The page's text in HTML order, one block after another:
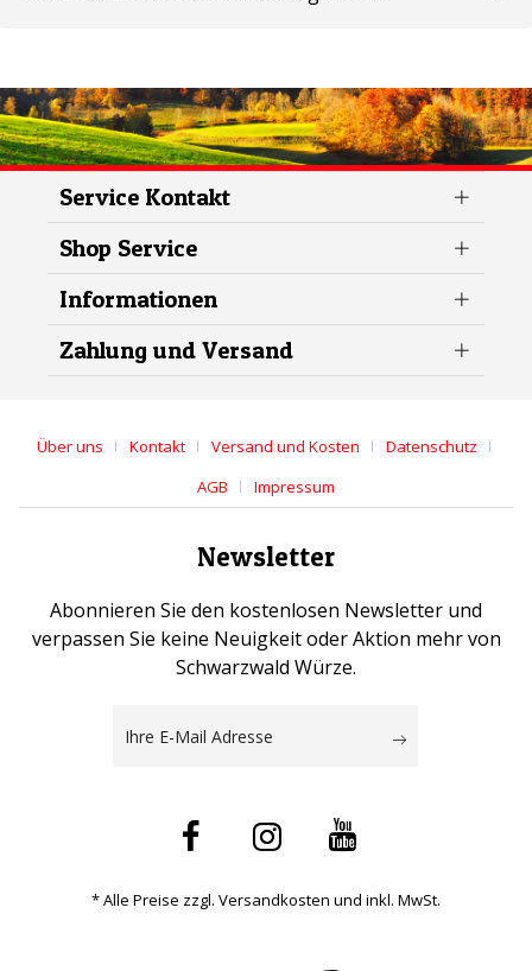
Service Kontakt
Shop Service
Informationen
Zahlung und Versand
Über uns Kontakt Versand und Kosten
Datenschutz
AGB
Impressum
Newsletter
Abonnieren Sie den kostenlosen Newsletter und
verpassen Sie keine Neuigkeit oder Aktion mehr von
Schwarzwald Würze.
* Alle Preise zzgl. Versandkosten und inkl. MwSt.